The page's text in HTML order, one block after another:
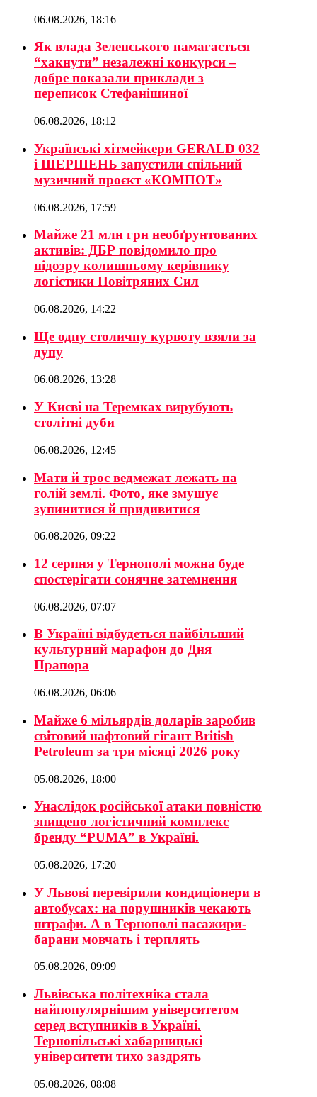
06.08.2026, 18:16
Як влада Зеленського намагається
“хакнути” незалежні конкурси –
добре показали приклади з
переписок Стефанішиної
06.08.2026, 18:12
Українські хітмейкери GERALD 032
і ШЕРШЕНЬ запустили спільний
музичний проєкт «КОМПОТ»
06.08.2026, 17:59
Майже 21 млн грн необґрунтованих
активів: ДБР повідомило про
підозру колишньому керівнику
логістики Повітряних Сил
06.08.2026, 14:22
Ще одну столичну курвоту взяли за
дупу
06.08.2026, 13:28
У Києві на Теремках вирубують
столітні дуби
06.08.2026, 12:45
Мати й троє ведмежат лежать на
голій землі. Фото, яке змушує
зупинитися й придивитися
06.08.2026, 09:22
12 серпня у Тернополі можна буде
спостерігати сонячне затемнення
06.08.2026, 07:07
В Україні відбудеться найбільший
культурний марафон до Дня
Прапора
06.08.2026, 06:06
Майже 6 мільярдів доларів заробив
світовий нафтовий гігант British
Petroleum за три місяці 2026 року
05.08.2026, 18:00
Унаслідок російської атаки повністю
знищено логістичний комплекс
бренду “PUMA” в Україні.
05.08.2026, 17:20
У Львові перевірили кондиціонери в
автобусах: на порушників чекають
штрафи. А в Тернополі пасажири-
барани мовчать і терплять
05.08.2026, 09:09
Львівська політехніка стала
найпопулярнішим університетом
серед вступників в Україні.
Тернопільські хабарницькі
університети тихо заздрять
05.08.2026, 08:08